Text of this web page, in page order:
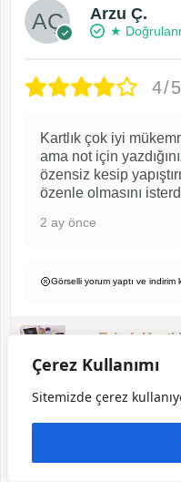
Çerez Kullanımı
Sitemizde çerez
Arzu Ç.
★
4/5
Kartlık çok iyi
ama not için
özensiz kesip
özenle olmasını
2 ay önce
Görselli yorum yaptı ve indirim
Erkek
2004
★